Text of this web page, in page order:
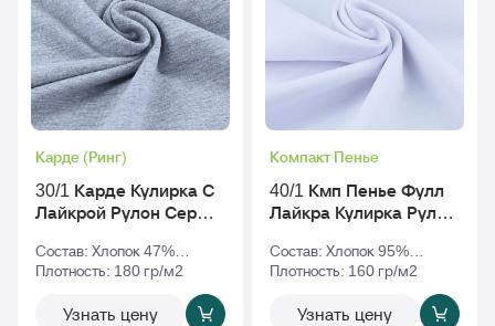
Карде (Ринг)
30/1 Карде Кулирка С
Лайкрой Рулон Серый-
Состав: Хлопок 47%
Полиэстер 47% Эластан
Плотность: 180 гр/м2
Узнать цену
Компакт Пенье
40/1 Кмп Пенье Фулл
Лайкра Кулирка Рулон
Состав: Хлопок 95%
Эластан 5%
Плотность: 160 гр/м2
Узнать цену